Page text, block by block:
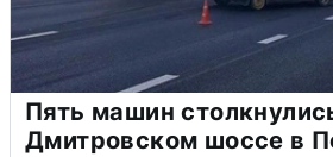
Пять машин
Дмитровском шоссе в